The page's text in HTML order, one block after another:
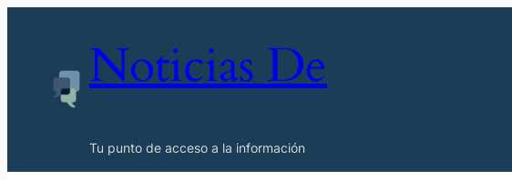
Noticias De
Tu punto de acceso a la información